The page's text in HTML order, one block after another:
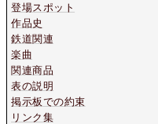
登場スポット
作品史
鉄道関連
楽曲
関連商品
表の説明
掲示板での約束
リンク集